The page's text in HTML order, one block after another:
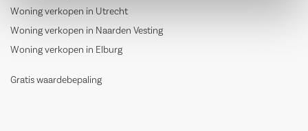
Woning verkopen in Utrecht
Woning verkopen in Naarden Vesting
Woning verkopen in Elburg
Gratis waardebepaling